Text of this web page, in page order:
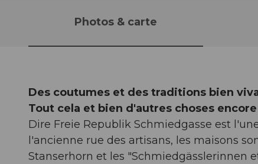
Photos & carte
Des coutumes et des traditions bien
Tout cela et bien d'autres choses
Dire Freie Republik Schmiedgasse est
l'ancienne rue des artisans, les maisons
Stanserhorn et les "Schmiedgässlerinnen